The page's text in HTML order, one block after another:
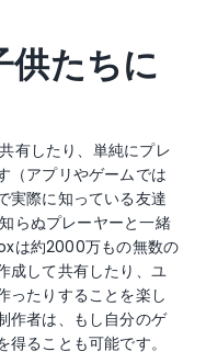
たちに
有したり、単純にプレ
（アプリやゲームでは
実際に知っている友達
らぬプレーヤーと一緒
は約2000万もの無数の
成して共有したり、ユ
ったりすることを楽し
作者は、もし自分のゲ
ることも可能です。